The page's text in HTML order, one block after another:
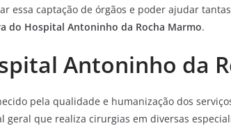
essa captação de órgãos e poder ajudar tantas
do Hospital Antoninho da Rocha Marmo.
Antoninho da
pela qualidade e humanização dos
geral que realiza cirurgias em diversas